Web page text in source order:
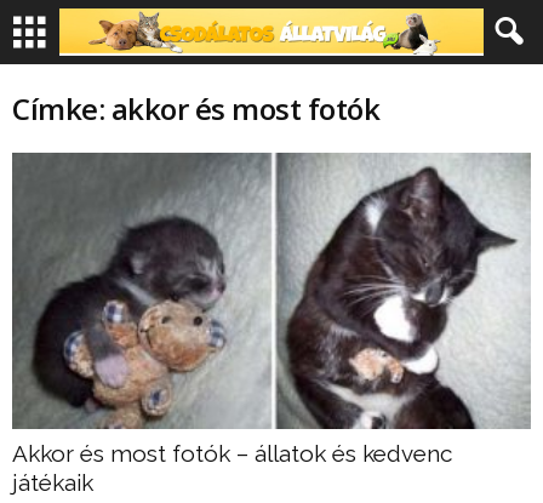
Címke: akkor és most fotók
Akkor és most fotók – állatok és kedvenc
játékaik